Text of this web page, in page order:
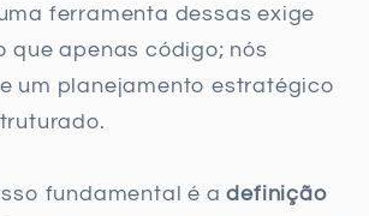
ferramenta dessas exige
que apenas código; nós
um planejamento estratégico
fundamental é adefinição